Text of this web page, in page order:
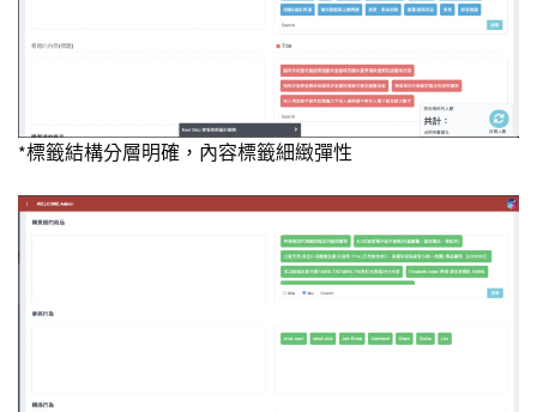
*標籤結構分層明確，內容標籤細緻彈性